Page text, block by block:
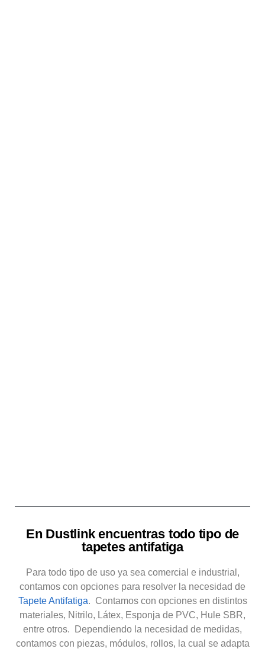
En Dustlink encuentras todo tipo de
tapetes antifatiga
Para todo tipo de uso ya sea comercial e industrial,
contamos con opciones para resolver la necesidad de
Tapete Antifatiga. Contamos con opciones en distintos
materiales, Nitrilo, Látex, Esponja de PVC, Hule SBR,
entre otros. Dependiendo la necesidad de medidas,
contamos con piezas, módulos, rollos, la cual se adapta